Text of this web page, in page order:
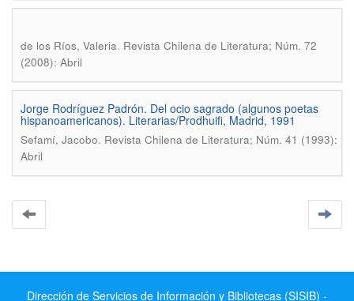
de los Ríos, Valeria. Revista Chilena de Literatura; Núm. 72
(2008): Abril
Jorge Rodríguez Padrón. Del ocio sagrado (algunos poetas
hispanoamericanos). Literarias/Prodhuifi, Madrid, 1991
Sefamí, Jacobo. Revista Chilena de Literatura; Núm. 41 (1993):
Abril
Dirección de Servicios de Información y Bibliotecas (SISIB) -